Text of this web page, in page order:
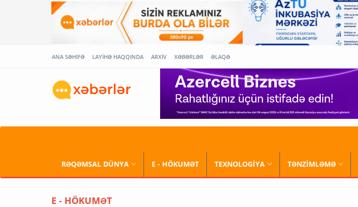
ANA SƏHİFƏ LAYİHƏ HAQQINDA ARXİV XƏBƏRLƏR ƏLAQƏ
RƏQƏMSAL DÜNYA E - HÖKUMƏT TEXNOLOGİYA TƏNZİMLƏMƏ
E - HÖKUMƏT